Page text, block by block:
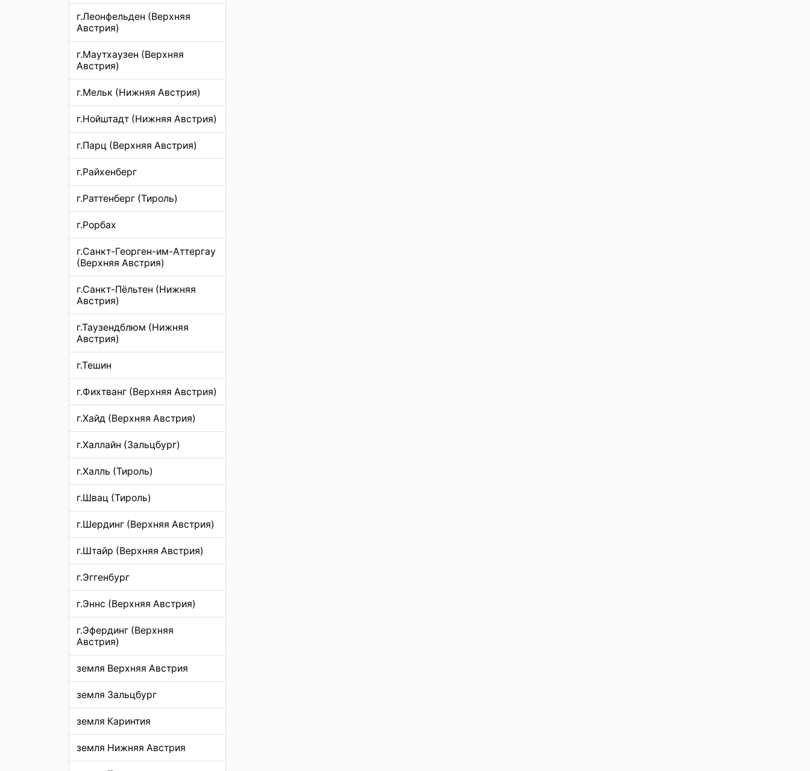
г.Леонфельден (Верхняя
Австрия)
г.Маутхаузен (Верхняя
Австрия)
г.Мельк (Нижняя Австрия)
г.Нойштадт (Нижняя Австрия)
г.Парц (Верхняя Австрия)
г.Райхенберг
г.Раттенберг (Тироль)
г.Рорбах
г.Санкт-Георген-им-Аттергау
(Верхняя Австрия)
г.Санкт-Пёльтен (Нижняя
Австрия)
г.Таузендблюм (Нижняя
Австрия)
г.Тешин
г.Фихтванг (Верхняя Австрия)
г.Хайд (Верхняя Австрия)
г.Халлайн (Зальцбург)
г.Халль (Тироль)
г.Швац (Тироль)
г.Шердинг (Верхняя Австрия)
г.Штайр (Верхняя Австрия)
г.Эггенбург
г.Эннс (Верхняя Австрия)
г.Эфердинг (Верхняя
Австрия)
земля Верхняя Австрия
земля Зальцбург
земля Каринтия
земля Нижняя Австрия